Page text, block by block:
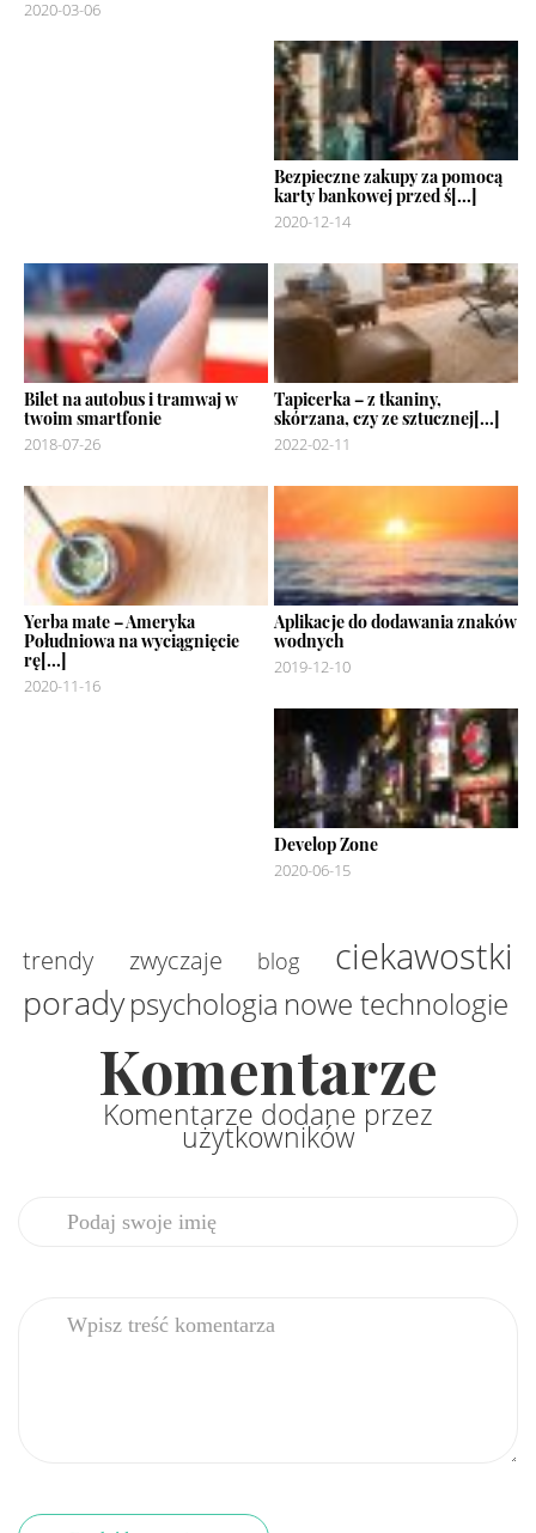
2020-03-06
Bezpieczne zakupy za pomocą
karty bankowej przed ś[...]
2020-12-14
Bilet na autobus i tramwaj w
twoim smartfonie
2018-07-26
Tapicerka – z tkaniny,
skórzana, czy ze sztucznej[...]
2022-02-11
Yerba mate – Ameryka
Południowa na wyciągnięcie
rę[...]
2020-11-16
Aplikacje do dodawania znaków
wodnych
2019-12-10
Develop Zone
2020-06-15
trendy zwyczaje blog ciekawostki
poradypsychologia nowe technologie
Komentarze
Komentarze dodane przez
użytkowników